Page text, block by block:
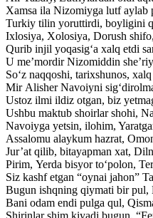
Xamsa ila Nizomiyga lutf aylab
Turkiy tilin yoruttirdi, boyligini
Ixlosiya, Xolosiya, Dorush
Qurib injil yoqasig‘a xalq etdi
U me’mordir Nizomiddin
So‘z naqqoshi, tarixshunos,
Mir Alisher Navoiyni
Ustoz ilmi ildiz otgan, biz
Ushbu maktub shoirlar shohi,
Navoiyga yetsin, ilohim,
Assalomu alaykum hazrat,
Jur’at qilib, bitayapman xat,
Pirim, Yerda bisyor to‘polon,
Siz kashf etgan “oynai jahon”
Bugun ishqning qiymati bir pul,
Bani odam endi pulga qul,
Shirinlar shim kiyadi bugun,